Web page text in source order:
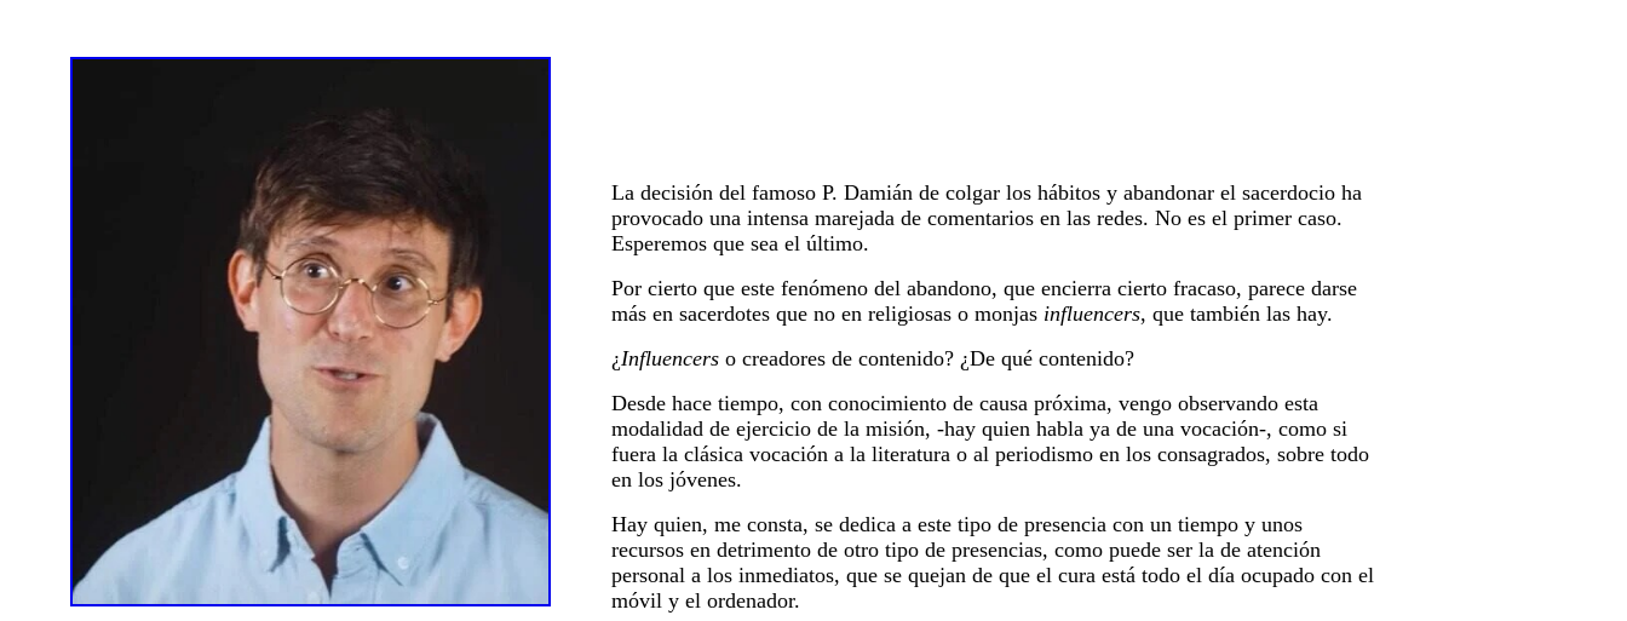
La decisión del famoso P. Damián de colgar los hábitos y abandonar el sacerdocio ha
provocado una intensa marejada de comentarios en las redes. No es el primer caso.
Esperemos que sea el último.
Por cierto que este fenómeno del abandono, que encierra cierto fracaso, parece darse
más en sacerdotes que no en religiosas o monjas influencers, que también las hay.
¿Influencers o creadores de contenido? ¿De qué contenido?
Desde hace tiempo, con conocimiento de causa próxima, vengo observando esta
modalidad de ejercicio de la misión, -hay quien habla ya de una vocación-, como si
fuera la clásica vocación a la literatura o al periodismo en los consagrados, sobre todo
en los jóvenes.
Hay quien, me consta, se dedica a este tipo de presencia con un tiempo y unos
recursos en detrimento de otro tipo de presencias, como puede ser la de atención
personal a los inmediatos, que se quejan de que el cura está todo el día ocupado con el
móvil y el ordenador.